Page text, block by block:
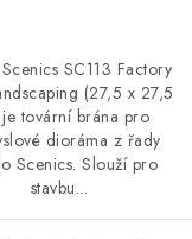
SC113 Factory
(27,5 x 27,5
tovární brána pro
dioráma z řady
Scenics. Slouží pro
stavbu...